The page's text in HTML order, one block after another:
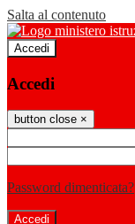
Salta al contenuto
Accedi
Accedi
button close ×
Password dimenticata?